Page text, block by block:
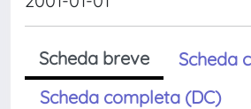
Scheda breve
Scheda
Scheda completa (DC)